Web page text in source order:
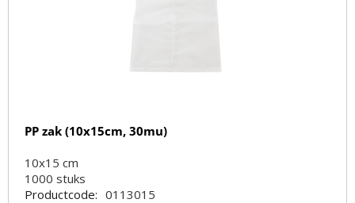
PP zak (10x15cm, 30mu)
10x15 cm
1000 stuks
Productcode: 0113015